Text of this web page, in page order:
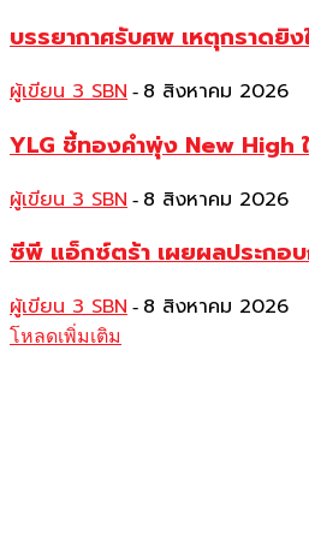
บรรยากาศรับศพ เหตุกราดยิง
ผู้เขียน 3 SBN - 8 สิงหาคม 2026
YLG ชี้ทองคำพุ่ง New High
ผู้เขียน 3 SBN - 8 สิงหาคม 2026
ซีพี แอ็กซ์ตร้า เผยผลประกอ
ผู้เขียน 3 SBN - 8 สิงหาคม 2026
โหลดเพิ่มเติม